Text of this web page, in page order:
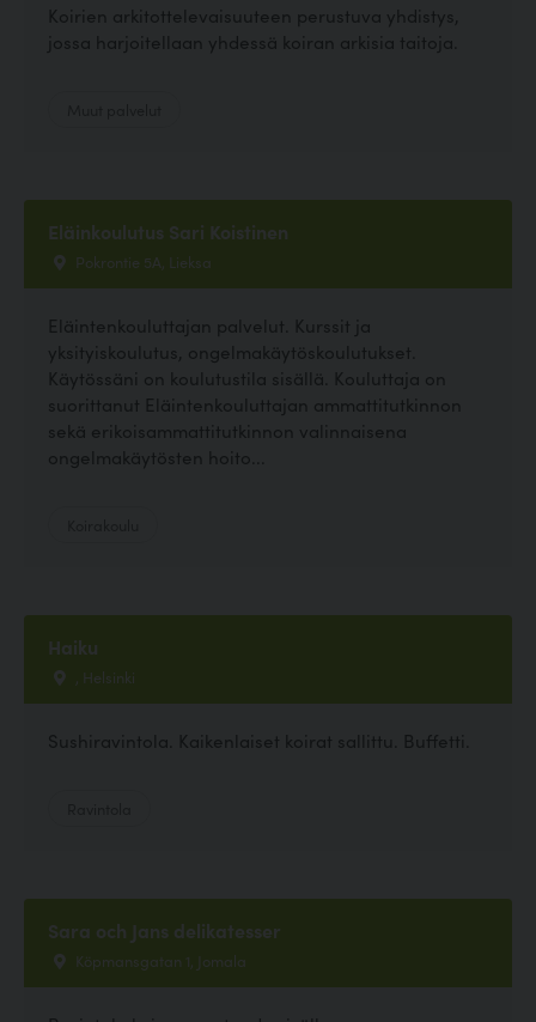
Koirien arkitottelevaisuuteen perustuva yhdistys,
jossa harjoitellaan yhdessä koiran arkisia taitoja.
Eläinkoulutus Sari Koistinen
Pokrontie 5A, Lieksa
Eläintenkouluttajan palvelut. Kurssit ja
yksityiskoulutus, ongelmakäytöskoulutukset.
Käytössäni on koulutustila sisällä. Kouluttaja on
suorittanut Eläintenkouluttajan ammattitutkinnon
sekä erikoisammattitutkinnon valinnaisena
ongelmakäytösten hoito...
Haiku
, Helsinki
Sushiravintola. Kaikenlaiset koirat sallittu. Buffetti.
Sara och Jans delikatesser
Köpmansgatan 1, Jomala